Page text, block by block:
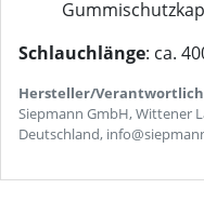
Schlauchlänge: ca.
Hersteller/
Siepmann GmbH, Wittener
Deutschland,